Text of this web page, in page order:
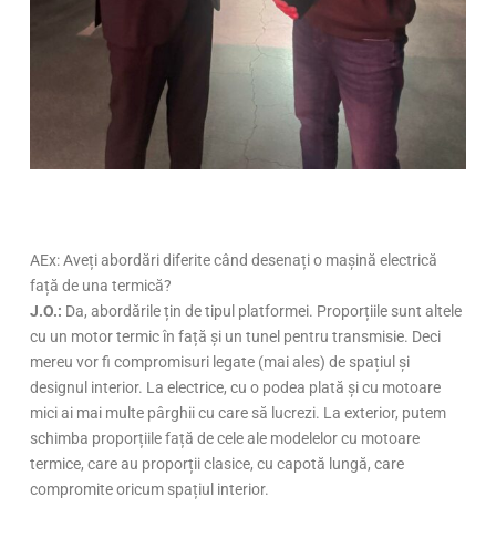
AEx: Aveți abordări diferite când desenați o mașină electrică
față de una termică?
J.O.: Da, abordările țin de tipul platformei. Proporțiile sunt altele
cu un motor termic în față și un tunel pentru transmisie. Deci
mereu vor fi compromisuri legate (mai ales) de spațiul și
designul interior. La electrice, cu o podea plată și cu motoare
mici ai mai multe pârghii cu care să lucrezi. La exterior, putem
schimba proporțiile față de cele ale modelelor cu motoare
termice, care au proporții clasice, cu capotă lungă, care
compromite oricum spațiul interior.